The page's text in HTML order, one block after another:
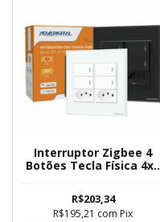
Interruptor Zigbee 4
Botões Tecla Física 4x4
Novadigital Tuya
R$203,34
R$195,21 com Pix